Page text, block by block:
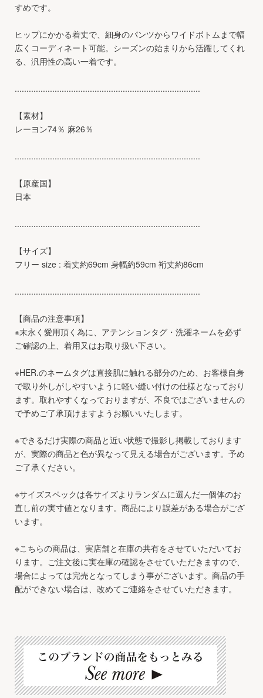
すめです。
ヒップにかかる着丈で、細身のパンツからワイドボトムまで幅
広くコーディネート可能。シーズンの始まりから活躍してくれ
る、汎用性の高い一着です。
...............................................................................
【素材】
レーヨン74％ 麻26％
...............................................................................
【原産国】
日本
...............................................................................
【サイズ】
フリー size : 着丈約69cm 身幅約59cm 裄丈約86cm
...............................................................................
【商品の注意事項】
※末永く愛用頂く為に、アテンションタグ・洗濯ネームを必ず
ご確認の上、着用又はお取り扱い下さい。
※HER.のネームタグは直接肌に触れる部分のため、お客様自身
で取り外しがしやすいように軽い縫い付けの仕様となっており
ます。取れやすくなっておりますが、不良ではございませんの
で予めご了承頂けますようお願いいたします。
※できるだけ実際の商品と近い状態で撮影し掲載しております
が、実際の商品と色が異なって見える場合がございます。予め
ご了承ください。
※サイズスペックは各サイズよりランダムに選んだ一個体のお
直し前の実寸値となります。商品により誤差がある場合がござ
います。
※こちらの商品は、実店舗と在庫の共有をさせていただいてお
ります。ご注文後に実在庫の確認をさせていただきますので、
場合によっては完売となってしまう事がございます。商品の手
配ができない場合は、改めてご連絡をさせていただきます。